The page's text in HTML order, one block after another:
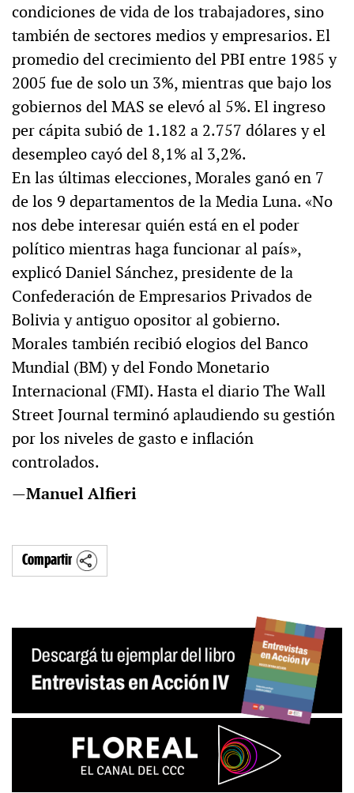
condiciones de vida de los trabajadores, sino
también de sectores medios y empresarios. El
promedio del crecimiento del PBI entre 1985 y
2005 fue de solo un 3%, mientras que bajo los
gobiernos del MAS se elevó al 5%. El ingreso
per cápita subió de 1.182 a 2.757 dólares y el
desempleo cayó del 8,1% al 3,2%.
En las últimas elecciones, Morales ganó en 7
de los 9 departamentos de la Media Luna. «No
nos debe interesar quién está en el poder
político mientras haga funcionar al país»,
explicó Daniel Sánchez, presidente de la
Confederación de Empresarios Privados de
Bolivia y antiguo opositor al gobierno.
Morales también recibió elogios del Banco
Mundial (BM) y del Fondo Monetario
Internacional (FMI). Hasta el diario The Wall
Street Journal terminó aplaudiendo su gestión
por los niveles de gasto e inflación
controlados.
—Manuel Alfieri
Compartir